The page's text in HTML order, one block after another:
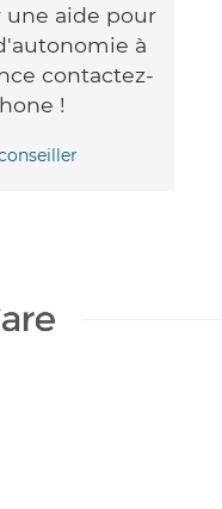
une aide pour
à
contactez-
!